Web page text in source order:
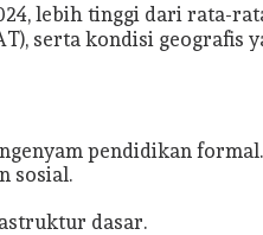
lebih tinggi dari rata-
serta kondisi geografis
pendidikan formal.
sosial.
dasar.